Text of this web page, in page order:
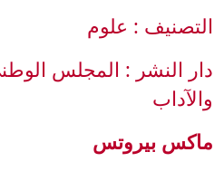
التصنيف : علوم
دار النشر : المجلس
والآداب
ماكس بيروتس